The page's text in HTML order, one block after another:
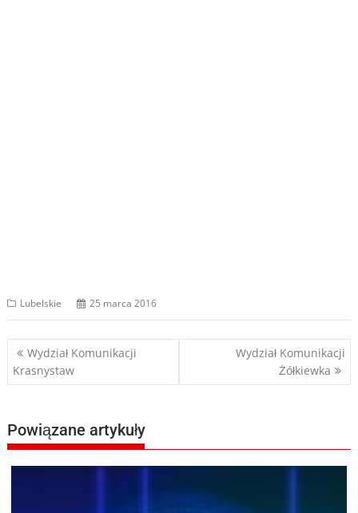
Lubelskie 25 marca 2016
Nawigacja
wpisu
Wydział Komunikacji
Krasnystaw
Wydział Komunikacji
Żółkiewka
Powiązane artykuły